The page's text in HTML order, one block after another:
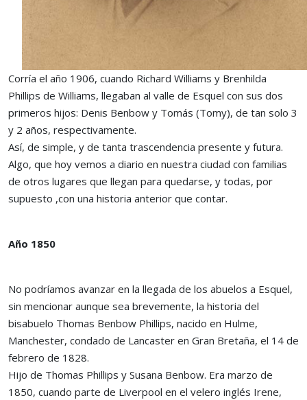
Corría el año 1906, cuando Richard Williams y Brenhilda
Phillips de Williams, llegaban al valle de Esquel con sus dos
primeros hijos: Denis Benbow y Tomás (Tomy), de tan solo 3
y 2 años, respectivamente.
Así, de simple, y de tanta trascendencia presente y futura.
Algo, que hoy vemos a diario en nuestra ciudad con familias
de otros lugares que llegan para quedarse, y todas, por
supuesto ,con una historia anterior que contar.
Año 1850
No podríamos avanzar en la llegada de los abuelos a Esquel,
sin mencionar aunque sea brevemente, la historia del
bisabuelo Thomas Benbow Phillips, nacido en Hulme,
Manchester, condado de Lancaster en Gran Bretaña, el 14 de
febrero de 1828.
Hijo de Thomas Phillips y Susana Benbow. Era marzo de
1850, cuando parte de Liverpool en el velero inglés Irene,